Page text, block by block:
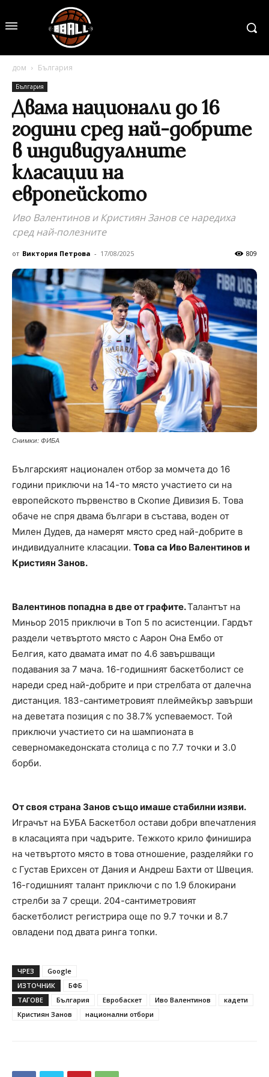
дом България
България
Двама национали до 16
години сред най-добрите
в индивидуалните
класации на
европейското
Иво Валентинов и Кристиян Занов се наредиха
сред най-полезните
от Виктория Петрова - 17/08/2025 809
Снимки: ФИБА
Българският национален отбор за момчета до 16
години приключи на 14-то място участието си на
европейското първенство в Скопие Дивизия Б. Това
обаче не спря двама българи в състава, воден от
Милен Дудев, да намерят място сред най-добрите в
индивидуалните класации. Това са Иво Валентинов и
Кристиян Занов.
Валентинов попадна в две от графите.Талантът на
Миньор 2015 приключи в Топ 5 по асистенции. Гардът
раздели четвъртото място с Аарон Она Ембо от
Белгия, като двамата имат по 4.6 завършващи
подавания за 7 мача. 16-годишният баскетболист се
нареди сред най-добрите и при стрелбата от далечна
дистанция. 183-сантиметровият плеймейкър завърши
на деветата позиция с по 38.7% успеваемост. Той
приключи участието си на шампионата в
северномакедонската столица с по 7.7 точки и 3.0
борби.
От своя страна Занов също имаше стабилни изяви.
Играчът на БУБА Баскетбол остави добри впечатления
в класацията при чадърите. Тежкото крило финишира
на четвъртото място в това отношение, разделяйки го
с Густав Ерихсен от Дания и Андреш Бахти от Швеция.
16-годишният талант приключи с по 1.9 блокирани
стрелби за 7 срещи. 204-сантиметровият
баскетболист регистрира още по 9.7 точки и 8.7
овладени под двата ринга топки.
ЧРЕЗ
Google
ИЗТОЧНИК
БФБ
ТАГОВЕ
България Евробаскет Иво Валентинов
кадети
Кристиян Занов
национални отбори